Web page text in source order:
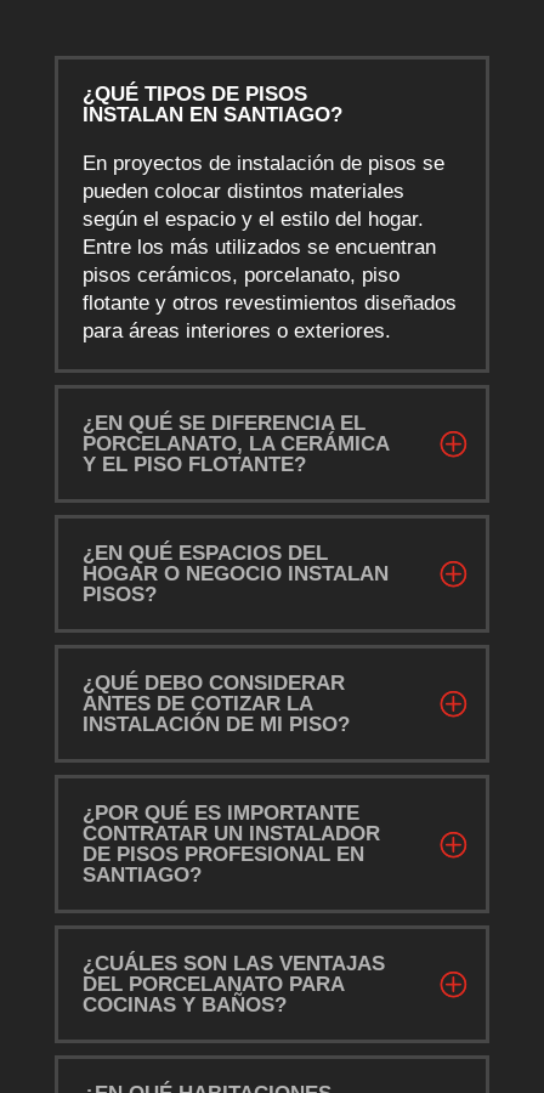
¿QUÉ TIPOS DE PISOS
INSTALAN EN SANTIAGO?
En proyectos de instalación de pisos se
pueden colocar distintos materiales
según el espacio y el estilo del hogar.
Entre los más utilizados se encuentran
pisos cerámicos, porcelanato, piso
flotante y otros revestimientos diseñados
para áreas interiores o exteriores.
¿EN QUÉ SE DIFERENCIA EL
PORCELANATO, LA CERÁMICA
Y EL PISO FLOTANTE?
¿EN QUÉ ESPACIOS DEL
HOGAR O NEGOCIO INSTALAN
PISOS?
¿QUÉ DEBO CONSIDERAR
ANTES DE COTIZAR LA
INSTALACIÓN DE MI PISO?
¿POR QUÉ ES IMPORTANTE
CONTRATAR UN INSTALADOR
DE PISOS PROFESIONAL EN
SANTIAGO?
¿CUÁLES SON LAS VENTAJAS
DEL PORCELANATO PARA
COCINAS Y BAÑOS?